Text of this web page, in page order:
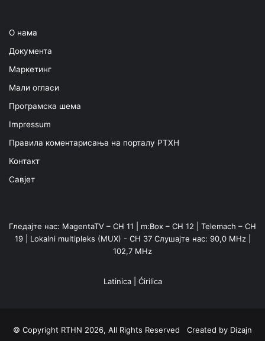
О нама
Документа
Маркетинг
Мали огласи
Програмска шема
Impressum
Правила коментарисања на порталу РТХН
Контакт
Савјет
Гледајте нас: MagentaTV – CH 11 | m:Box – CH 12 | Telemach – CH
19 | Lokalni multipleks (MUX) - CH 37 Слушајте нас: 90,0 MHz |
102,7 MHz
Latinica| Ćirilica
© Copyright RTHN 2026, All Rights Reserved Created by Dizajn